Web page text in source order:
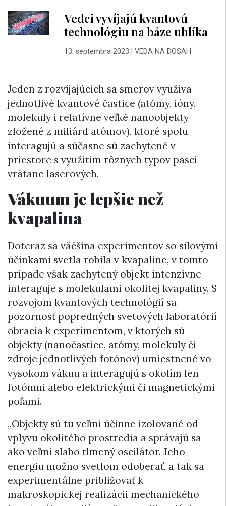
Vedci vyvíjajú kvantovú
technológiu na báze uhlíka
13. septembra 2023 VEDA NA DOSAH
Jeden z rozvíjajúcich sa smerov využíva
jednotlivé kvantové častice (atómy, ióny,
molekuly i relatívne veľké nanoobjekty
zložené z miliárd atómov), ktoré spolu
interagujú a súčasne sú zachytené v
priestore s využitím rôznych typov pascí
vrátane laserových.
Vákuum je lepšie než
kvapalina
Doteraz sa väčšina experimentov so silovými
účinkami svetla robila v kvapaline, v tomto
prípade však zachytený objekt intenzívne
interaguje s molekulami okolitej kvapaliny. S
rozvojom kvantových technológií sa
pozornosť popredných svetových laboratórií
obracia k experimentom, v ktorých sú
objekty (nanočastice, atómy, molekuly či
zdroje jednotlivých fotónov) umiestnené vo
vysokom vákuu a interagujú s okolím len
fotónmi alebo elektrickými či magnetickými
poľami.
„Objekty sú tu veľmi účinne izolované od
vplyvu okolitého prostredia a správajú sa
ako veľmi slabo tlmený oscilátor. Jeho
energiu možno svetlom odoberať, a tak sa
experimentálne približovať k
makroskopickej realizácii mechanického